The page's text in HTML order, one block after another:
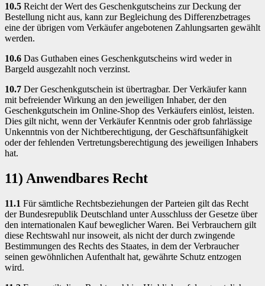
10.5 Reicht der Wert des Geschenkgutscheins zur Deckung der
Bestellung nicht aus, kann zur Begleichung des Differenzbetrages
eine der übrigen vom Verkäufer angebotenen Zahlungsarten gewählt
werden.
10.6 Das Guthaben eines Geschenkgutscheins wird weder in
Bargeld ausgezahlt noch verzinst.
10.7 Der Geschenkgutschein ist übertragbar. Der Verkäufer kann
mit befreiender Wirkung an den jeweiligen Inhaber, der den
Geschenkgutschein im Online-Shop des Verkäufers einlöst, leisten.
Dies gilt nicht, wenn der Verkäufer Kenntnis oder grob fahrlässige
Unkenntnis von der Nichtberechtigung, der Geschäftsunfähigkeit
oder der fehlenden Vertretungsberechtigung des jeweiligen Inhabers
hat.
11) Anwendbares Recht
11.1 Für sämtliche Rechtsbeziehungen der Parteien gilt das Recht
der Bundesrepublik Deutschland unter Ausschluss der Gesetze über
den internationalen Kauf beweglicher Waren. Bei Verbrauchern gilt
diese Rechtswahl nur insoweit, als nicht der durch zwingende
Bestimmungen des Rechts des Staates, in dem der Verbraucher
seinen gewöhnlichen Aufenthalt hat, gewährte Schutz entzogen
wird.